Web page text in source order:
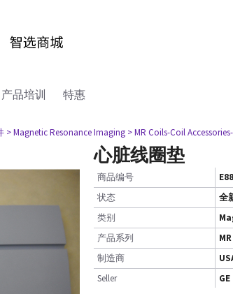
产品培训 特惠
> Magnetic Resonance Imaging > MR Coils-Coil
心脏线圈垫
商品编号
状态
全
类别
产品系列
制造商
Seller